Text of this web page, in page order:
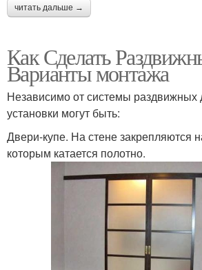
читать дальше →
Как Сделать
Варианты монтажа
Независимо от системы раздвижных
установки могут быть:
Двери-купе. На стене закрепляются
которым катается полотно.